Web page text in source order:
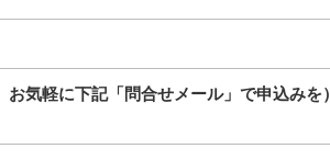
気軽に下記「問合せメール」で申込みを）